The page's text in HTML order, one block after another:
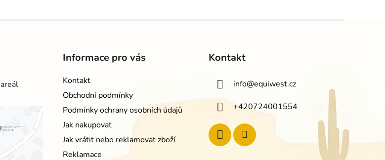
Informace pro vás
Kontakt
Obchodní podmínky
Podmínky ochrany osobních údajů
Jak nakupovat
Jak vrátit nebo reklamovat zboží
Reklamace
Kontakt
info@equiwest.cz
+420724001554